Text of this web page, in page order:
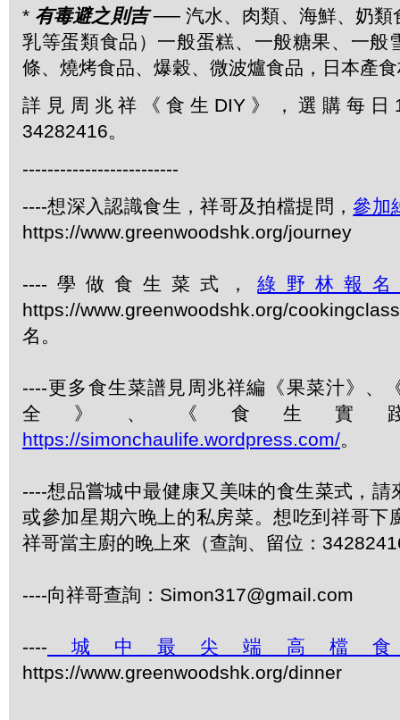
* 有毒避之則吉── 汽水、肉類、海鮮、奶類
乳等蛋類食品）一般蛋糕、一般糖果、一般
條、燒烤食品、爆穀、微波爐食品，日本產
詳見周兆祥《食生DIY》，選購每日
34282416。
-------------------------
----想深入認識食生，祥哥及拍檔提問，參加
https://www.greenwoodshk.org/journey
----學做食生菜式，綠野林報
https://www.greenwoodshk.org/
名。
----更多食生菜譜見周兆祥編《果菜汁》、
全》、《食生實
https://simonchaulife.wordpress.com/。
----想品嘗城中最健康又美味的食生菜式，請
或參加星期六晚上的私房菜。想吃到祥哥下
祥哥當主廚的晚上來（查詢、留位：
----向祥哥查詢：Simon317@gmail.com
---- 城中最尖端高檔
https://www.greenwoodshk.org/dinner